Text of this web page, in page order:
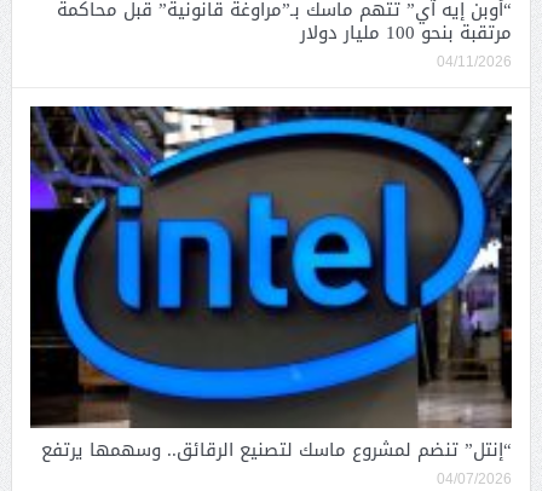
“أوبن إيه آي” تتهم ماسك بـ”مراوغة قانونية” قبل محاكمة
مرتقبة بنحو 100 مليار دولار
04/11/2026
“إنتل” تنضم لمشروع ماسك لتصنيع الرقائق.. وسهمها يرتفع
04/07/2026